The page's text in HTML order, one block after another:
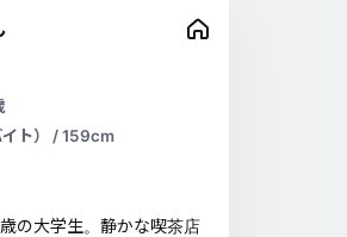
イト） / 159cm
の大学生。静かな喫茶店